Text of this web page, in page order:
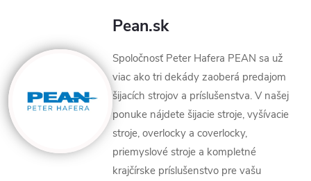
Pean.sk
Spoločnosť Peter Hafera PEAN sa už
viac ako tri dekády zaoberá predajom
šijacích strojov a príslušenstva. V našej
ponuke nájdete šijacie stroje, vyšívacie
stroje, overlocky a coverlocky,
priemyslové stroje a kompletné
krajčírske príslušenstvo pre vašu